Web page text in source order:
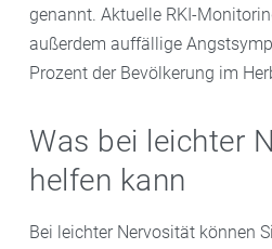
genannt. Aktuelle RKI-
außerdem auffällige
Prozent der Bevölkerung im
Was bei leichter
helfen kann
Bei leichter Nervosität können